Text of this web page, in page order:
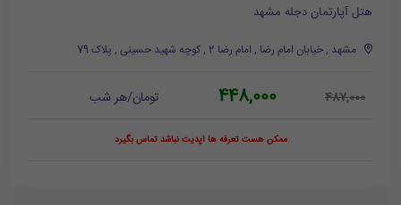
هتل آپارتمان دجله مشهد
مشهد , خیابان امام رضا , امام رضا 2 , کوچه شهید حسینی , پلاک 79
487,000
448,000 تومان/هر شب
ممکن هست تعرفه ها آپدیت نباشد تماس بگیرد